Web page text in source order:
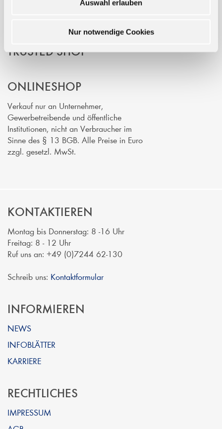
Auswahl erlauben
Nur notwendige Cookies
TRUSTED SHOP
ONLINESHOP
Verkauf nur an Unternehmer,
Gewerbetreibende und öffentliche
Institutionen, nicht an Verbraucher im
Sinne des § 13 BGB. Alle Preise in Euro
zzgl. gesetzl. MwSt.
KONTAKTIEREN
Montag bis Donnerstag: 8 -16 Uhr
Freitag: 8 - 12 Uhr
Ruf uns an: +49 (0)7244 62-130
Schreib uns: Kontaktformular
INFORMIEREN
NEWS
INFOBLÄTTER
KARRIERE
RECHTLICHES
IMPRESSUM